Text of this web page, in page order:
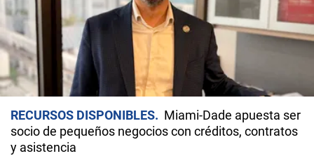
RECURSOS DISPONIBLES
Miami-Dade apuesta ser
socio de pequeños negocios con créditos, contratos
y asistencia